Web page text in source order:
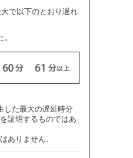
で以下のとおり遅れ
した最大の遅延時分
証明するものではあ
ありません。